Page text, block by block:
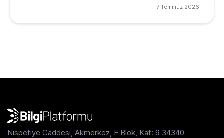
7 Temmuz 2026
Nispetiye Caddesi, Akmerkez, E Blok, Kat: 9 34340